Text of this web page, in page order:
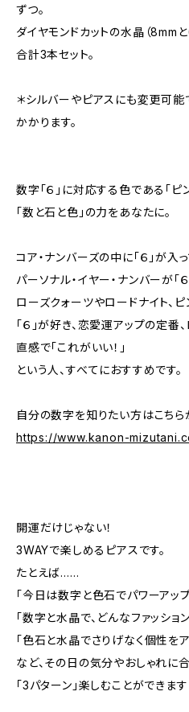
ずつ。
ダイヤモンドカットの水晶（8mm
合計3本セット。
＊シルバーやピアスにも変更可能
かかります。
数字「６」に対応する色である「ピ
「数と石と色」の力をあなたに。
コア・ナンバーズの中に「６」が入
パーソナル・イヤー・ナンバーが「
ローズクォーツやロードナイト、
「６」が好き、恋愛運アップの定番
直感で「これがいい！」
という人、すべてにおすすめです。
自分の数字を知りたい方はこち
https://www.kanon-
開運だけじゃない！
3WAYで楽しめるピアスです。
たとえば……
「今日は数字と色石でパワーアップ
「数字と水晶で、どんなファッショ
「色石と水晶でさりげなく個性を
など、その日の気分やおしゃれに合
「3パターン」楽しむことができます